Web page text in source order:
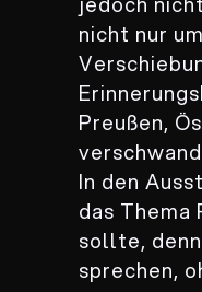
nicht nur
Preußen,
In den
das Thema
sollte,
sprechen,